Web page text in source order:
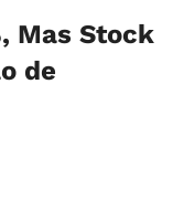
Mas Stock
de